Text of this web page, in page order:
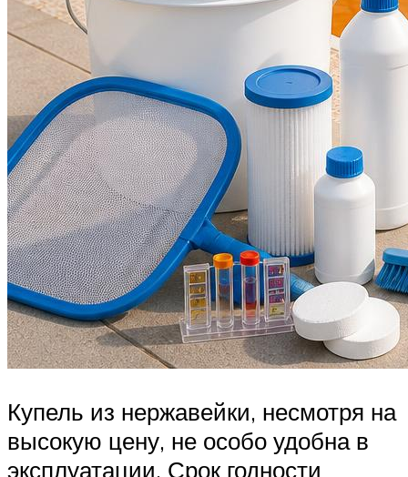
Купель из нержавейки, несмотря на
высокую цену, не особо удобна в
эксплуатации. Срок годности